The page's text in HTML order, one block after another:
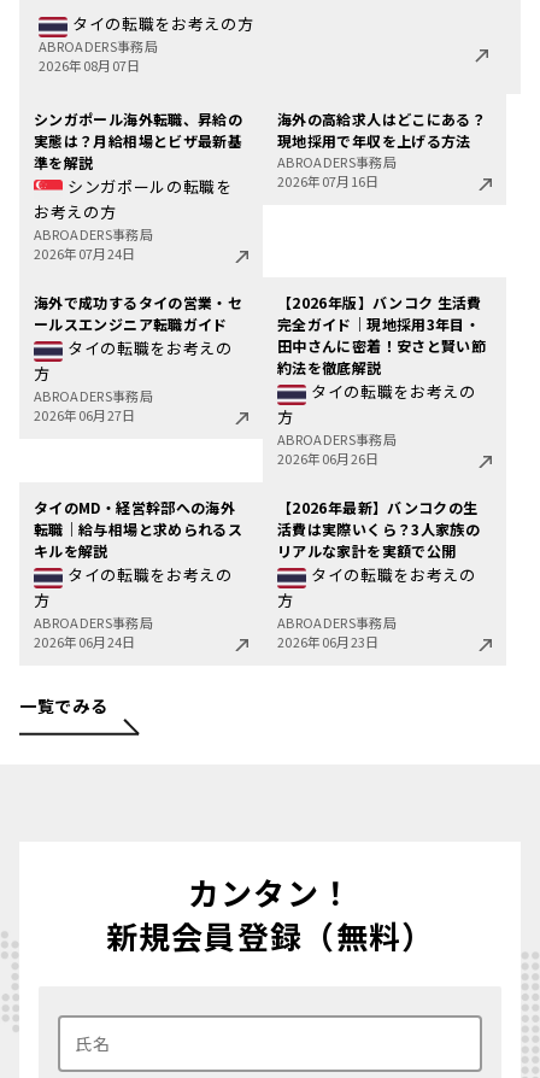
タイの転職をお考えの方
ABROADERS事務局
2026年08月07日
シンガポール海外転職、昇給の
実態は？月給相場とビザ最新基
準を解説
シンガポールの転職を
お考えの方
ABROADERS事務局
2026年07月24日
海外の高給求人はどこにある？
現地採用で年収を上げる方法
ABROADERS事務局
2026年07月16日
海外で成功するタイの営業・セ
ールスエンジニア転職ガイド
タイの転職をお考えの
方
ABROADERS事務局
2026年06月27日
【2026年版】バンコク 生活費
完全ガイド｜現地採用3年目・
田中さんに密着！安さと賢い節
約法を徹底解説
タイの転職をお考えの
方
ABROADERS事務局
2026年06月26日
タイのMD・経営幹部への海外
転職｜給与相場と求められるス
キルを解説
タイの転職をお考えの
方
ABROADERS事務局
2026年06月24日
【2026年最新】バンコクの生
活費は実際いくら？3人家族の
リアルな家計を実額で公開
タイの転職をお考えの
方
ABROADERS事務局
2026年06月23日
一覧でみる
カンタン！
新規会員登録（無料）